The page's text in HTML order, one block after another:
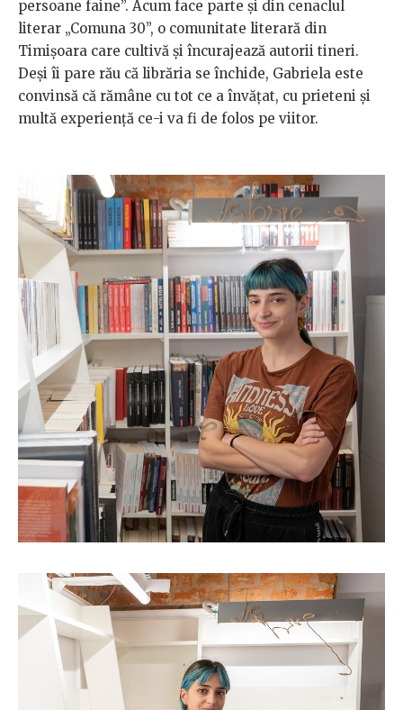
persoane faine”. Acum face parte și din cenaclul
literar „Comuna 30”, o comunitate literară din
Timișoara care cultivă și încurajează autorii tineri.
Deși îi pare rău că librăria se închide, Gabriela este
convinsă că rămâne cu tot ce a învățat, cu prieteni și
multă experiență ce-i va fi de folos pe viitor.